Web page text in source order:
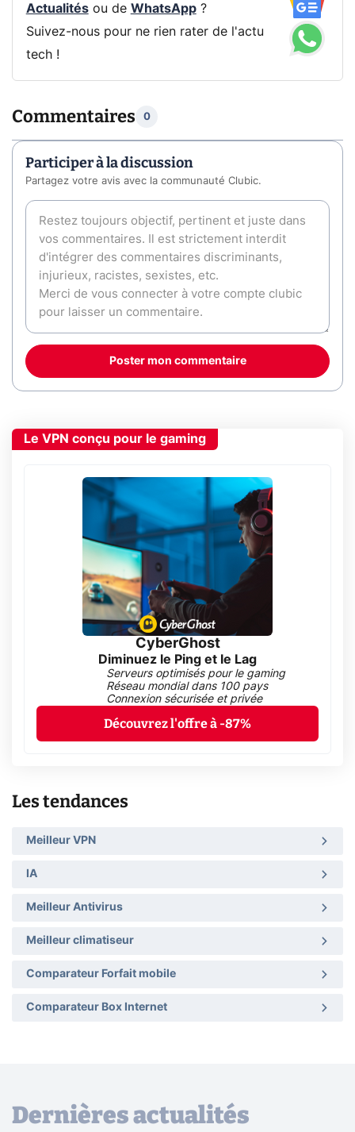
Actualitésou de WhatsApp?
Suivez-nous pour ne rien rater de l'actu
tech !
Commentaires 0
Participer à la discussion
Partagez votre avis avec la communauté Clubic.
Poster mon commentaire
Le VPN conçu pour le gaming
CyberGhost
Diminuez le Ping et le Lag
Serveurs optimisés pour le gaming
Réseau mondial dans 100 pays
Connexion sécurisée et privée
Découvrez l'offre à -87%
Les tendances
Meilleur VPN
IA
Meilleur Antivirus
Meilleur climatiseur
Comparateur Forfait mobile
Comparateur Box Internet
Dernières actualités